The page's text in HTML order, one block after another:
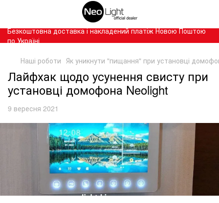
Безкоштовна доставка і накладений платіж Новою Поштою
по Україні
Наші роботи Як уникнути "пищання" при установці
Лайфхак щодо усунення свисту при
установці домофона Neolight
9 вересня 2021